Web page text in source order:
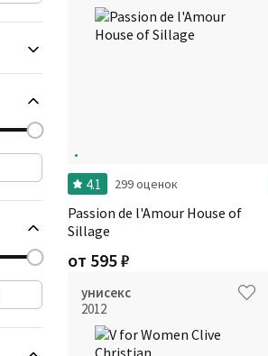
4.1 299 оценок
Passion de l'Amour House of
Sillage
от 595₽
унисекс
2012